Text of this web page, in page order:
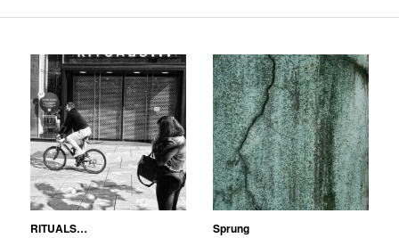
RITUALS… Sprung